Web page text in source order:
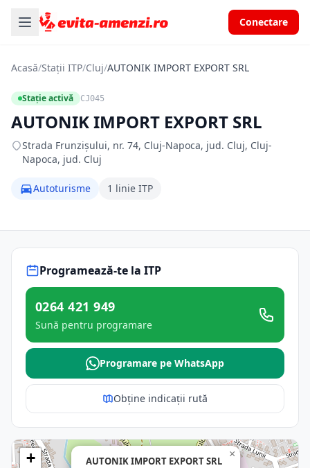
Conectare
Acasă/Stații ITP/Cluj/AUTONIK IMPORT EXPORT SRL
Stație activă CJ045
AUTONIK IMPORT EXPORT SRL
Strada Frunzișului, nr. 74, Cluj-Napoca, jud. Cluj, Cluj-
Napoca, jud. Cluj
Autoturisme 1 linie ITP
Programează-te la ITP
0264 421 949
Sună pentru programare
Programare pe WhatsApp
Obține indicații rută
AUTONIK IMPORT EXPORT SRL
×
+